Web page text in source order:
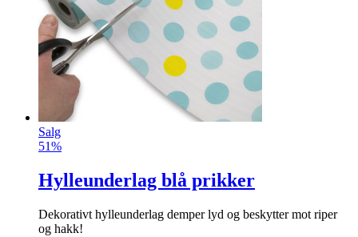
Salg
51%
Hylleunderlag blå prikker
Dekorativt hylleunderlag demper lyd og beskytter mot riper
og hakk!